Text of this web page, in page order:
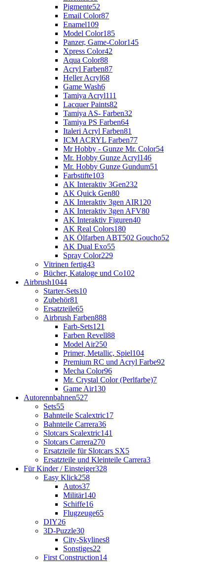
Pigmente52
Email Color87
Enamel109
Model Color185
Panzer, Game-Color145
Xpress Color42
Aqua Color88
Acryl Farben87
Heller Acryl68
Game Wash6
Tamiya Acryl111
Lacquer Paints82
Tamiya AS- Farben32
Tamiya PS Farben64
Italeri Acryl Farben81
ICM ACRYL Farben77
Mr Hobby - Gunze Mr. Color54
Mr. Hobby Gunze Acryl146
Mr. Hobby Gunze Gundum51
Farbstifte103
AK Interaktiv 3Gen232
AK Quick Gen80
AK Interaktiv 3gen AIR120
AK Interaktiv 3gen AFV80
AK Interaktiv Figuren40
AK Real Colors180
AK Ölfarben ABT502 Goucho52
AK Dual Exo55
Spray Color229
Vitrinen fertig43
Bücher, Kataloge und Co102
Airbrush1044
Starter-Sets10
Zubehör81
Ersatzteile65
Airbrush Farben888
Farb-Sets121
Farben Revell88
Model Air250
Primer, Metallic, Spiel104
Premium RC und Acryl Farbe92
Mecha Color96
Mr. Crystal Color (Perlfarbe)7
Game Air130
Autorennbahnen527
Sets55
Bahnteile Scalextric17
Bahnteile Carrera36
Slotcars Scalextric141
Slotcars Carrera270
Ersatzteile für Slotcars SX5
Ersatzteile und Kleinteile Carrera3
Für Kinder / Einsteiger328
Easy Klick258
Autos37
Militär140
Schiffe16
Flugzeuge65
DIY26
3D-Puzzle30
City-Skylines8
Sonstiges22
First Construction14